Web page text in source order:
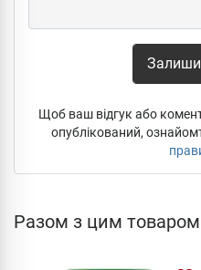
Щоб ваш відгук або
опублікований,
Разом з цим